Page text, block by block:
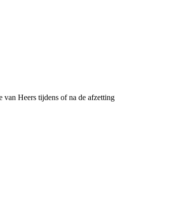
van Heers tijdens of na de afzetting